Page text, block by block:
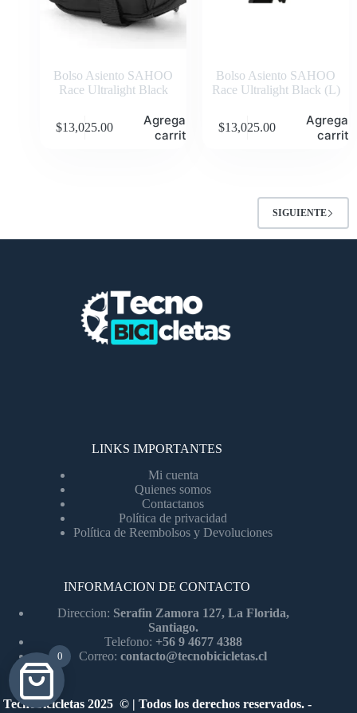
Bolso Asiento SAHOO
Race Ultralight Black
$13,025.00
Agregar al
carrito
Bolso Asiento SAHOO
Race Ultralight Black (L)
$13,025.00
Agregar
carrito
SIGUIENTE
LINKS IMPORTANTES
Mi cuenta
Quienes somos
Contactanos
Política de privacidad
Política de Reembolsos y Devoluciones
INFORMACION DE CONTACTO
Direccion: Serafin Zamora 127, La Florida,
Santiago.
Telefono: +56 9 4677 4388
Correo:contacto@tecnobicicletas.cl
Tecnobicicletas 2025 © | Todos los derechos reservados. -
0